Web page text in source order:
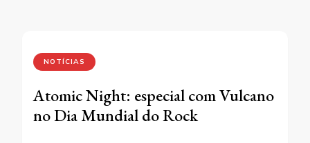
NOTÍCIAS
Atomic Night: especial com Vulcano
no Dia Mundial do Rock